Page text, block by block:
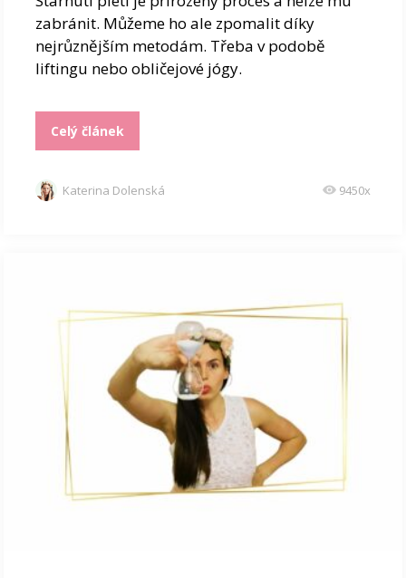
zabránit. Můžeme ho ale zpomalit díky
nejrůznějším metodám. Třeba v podobě
liftingu nebo obličejové jógy.
Celý článek
Katerina Dolenská 9450x